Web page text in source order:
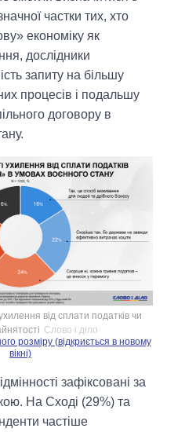
частки тих, хто
економіку як
дослідники
запиту на більшу
процесів і подальшу
договору в
від сплати податків чи
Слово і діло
розміру (відкриється в новому
вікні)
зафіксовані за
На Сході (29%) та
частіше